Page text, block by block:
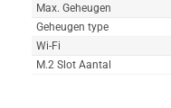
Max. Geheugen
Geheugen type
Wi-Fi
M.2 Slot Aantal